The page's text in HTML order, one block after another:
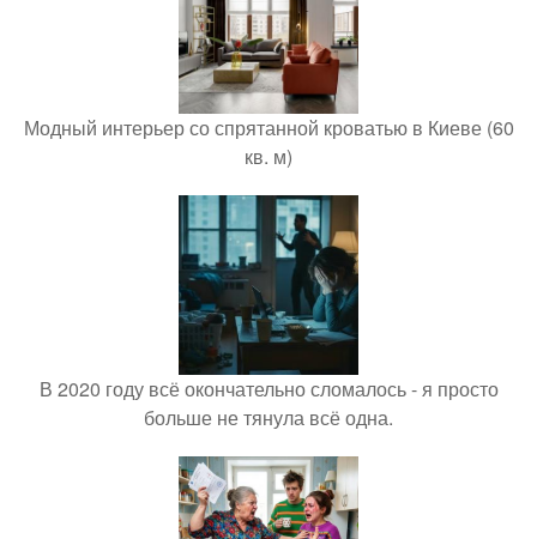
Модный интерьер со спрятанной кроватью в Киеве (60
кв. м)
В 2020 году всё окончательно сломалось - я просто
больше не тянула всё одна.